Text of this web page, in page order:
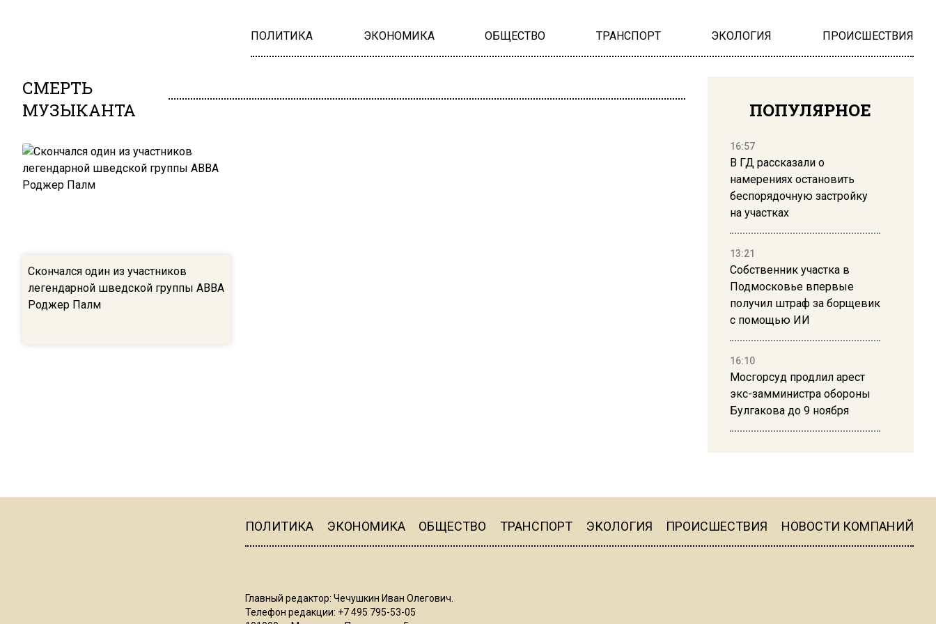
ПОЛИТИКА ЭКОНОМИКА ОБЩЕСТВО ТРАНСПОРТ ЭКОЛОГИЯ ПРОИСШЕСТВИЯ
СМЕРТЬ
МУЗЫКАНТА
Скончался один из участников
легендарной шведской группы ABBA
Роджер Палм
ПОПУЛЯРНОЕ
16:57
В ГД рассказали о
намерениях остановить
беспорядочную застройку
на участках
13:21
Собственник участка в
Подмосковье впервые
получил штраф за борщевик
с помощью ИИ
16:10
Мосгорсуд продлил арест
экс-замминистра обороны
Булгакова до 9 ноября
16:19
ПОЛИТИКА ЭКОНОМИКА ОБЩЕСТВО ТРАНСПОРТ ЭКОЛОГИЯ ПРОИСШЕСТВИЯ НОВОСТИ КОМПАНИЙ
Главный редактор: Чечушкин Иван Олегович.
Телефон редакции: +7 495 795-53-05